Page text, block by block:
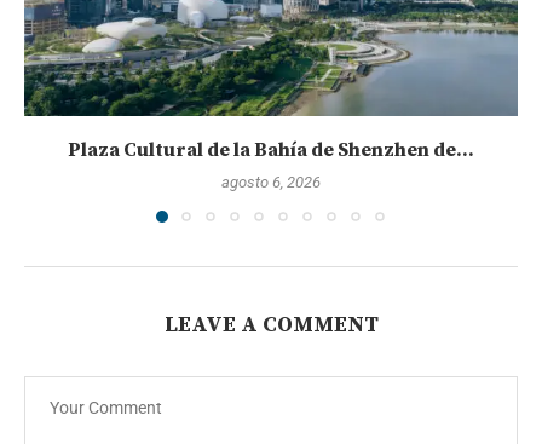
Plaza Cultural de la Bahía de Shenzhen de...
agosto 6, 2026
LEAVE A COMMENT